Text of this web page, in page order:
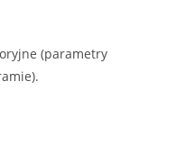
(parametry